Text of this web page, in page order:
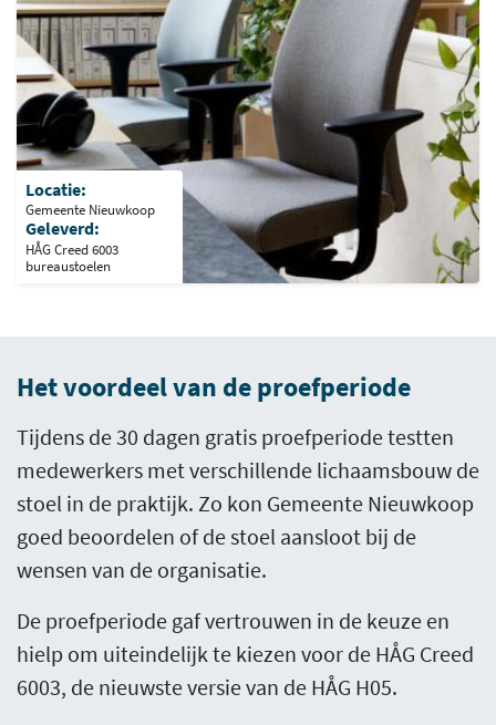
Locatie:
Gemeente Nieuwkoop
Geleverd:
HÅG Creed 6003
bureaustoelen
Het voordeel van de proefperiode
Tijdens de 30 dagen gratis proefperiode testten
medewerkers met verschillende lichaamsbouw de
stoel in de praktijk. Zo kon Gemeente Nieuwkoop
goed beoordelen of de stoel aansloot bij de
wensen van de organisatie.
De proefperiode gaf vertrouwen in de keuze en
hielp om uiteindelijk te kiezen voor de HÅG Creed
6003, de nieuwste versie van de HÅG H05.